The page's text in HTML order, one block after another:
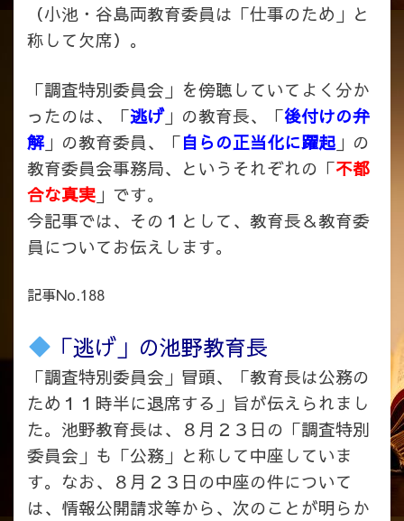
（小池・谷島両教育委員は「仕事のため」と
称して欠席）。
「調査特別委員会」を傍聴していてよく分か
ったのは、「逃げ」の教育長、「後付けの弁
解 」の教育委員、「自らの正当化に躍起」の
教育委員会事務局、というそれぞれの「不都
合な真実 」です。
今記事では、その１として、教育長＆教育委
員についてお伝えします。
記事No.188
「逃げ」の池野教育長
「調査特別委員会」冒頭、「教育長は公務の
ため１１時半に退席する」旨が伝えられまし
た。池野教育長は、８月２３日の「調査特別
委員会」も「公務」と称して中座していま
す。なお、８月２３日の中座の件について
は、情報公開請求等から、次のことが明らか